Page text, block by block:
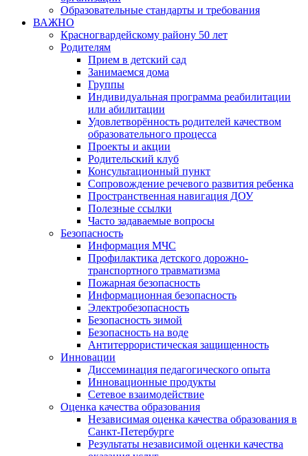
Образовательные стандарты и требования
ВАЖНО
Красногвардейскому району 50 лет
Родителям
Прием в детский сад
Занимаемся дома
Группы
Индивидуальная программа реабилитации
или абилитации
Удовлетворённость родителей качеством
образовательного процесса
Проекты и акции
Родительский клуб
Консультационный пункт
Сопровождение речевого развития ребенка
Пространственная навигация ДОУ
Полезные ссылки
Часто задаваемые вопросы
Безопасность
Информация МЧС
Профилактика детского дорожно-
транспортного травматизма
Пожарная безопасность
Информационная безопасность
Электробезопасность
Безопасность зимой
Безопасность на воде
Антитеррористическая защищенность
Инновации
Диссеминация педагогического опыта
Инновационные продукты
Сетевое взаимодействие
Оценка качества образования
Независимая оценка качества образования в
Санкт-Петербурге
Результаты независимой оценки качества